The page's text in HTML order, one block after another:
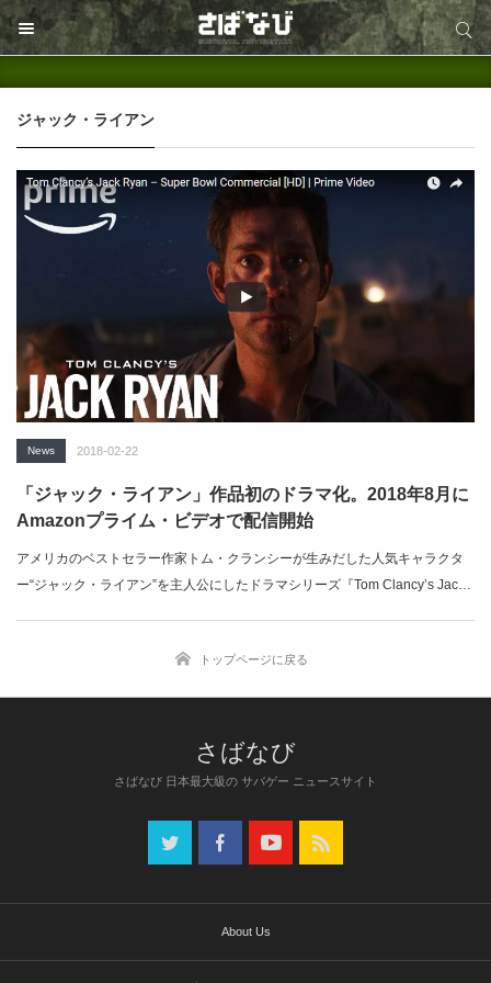
サイト内検索
ジャック・ライアン
News 2018-02-22
「ジャック・ライアン」作品初のドラマ化。2018年8月に
Amazonプライム・ビデオで配信開始
アメリカのベストセラー作家トム・クランシーが生みだした人気キャラクタ
ー“ジャック・ライアン”を主人公にしたドラマシリーズ『Tom Clancy’s Jack
「レッド・オクトーバーを追え!」など計5作品が製作されているが、ドラマ作
トップページに戻る
さばなび 日本最大級の サバゲー ニュースサイト
About Us
サイト内検索